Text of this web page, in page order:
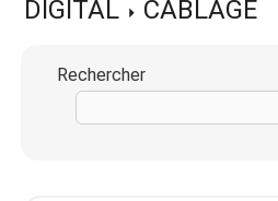
DIGITAL
CABLAGE
Rechercher